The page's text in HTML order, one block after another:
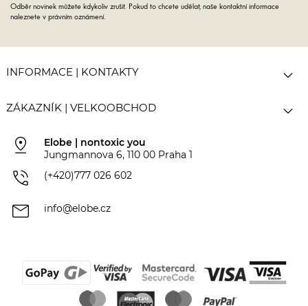
Odběr novinek můžete kdykoliv zrušit. Pokud to chcete udělat, naše kontaktní informace
naleznete v právním oznámení.
INFORMACE | KONTAKTY 
ZÁKAZNÍK | VELKOOBCHOD 
pin_drop
Elobe | nontoxic you
Jungmannova 6, 110 00 Praha 1
phone_in_talk (+420)777 026 602
mail info@elobe.cz